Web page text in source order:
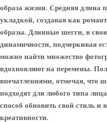
образа жизни. Средняя длина
укладкой, создавая как
образы. Длинные шегги, в
динамичности, подчеркивая
можно найти множество
вдохновляют на перемены.
впечатлениями, отмечая, что
подходят для любого типа
способ обновить свой стиль и
креативности.